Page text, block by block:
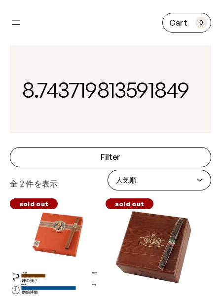
容
0
8.743719813591849
Filter
全 2 件を表示
sold out sold out